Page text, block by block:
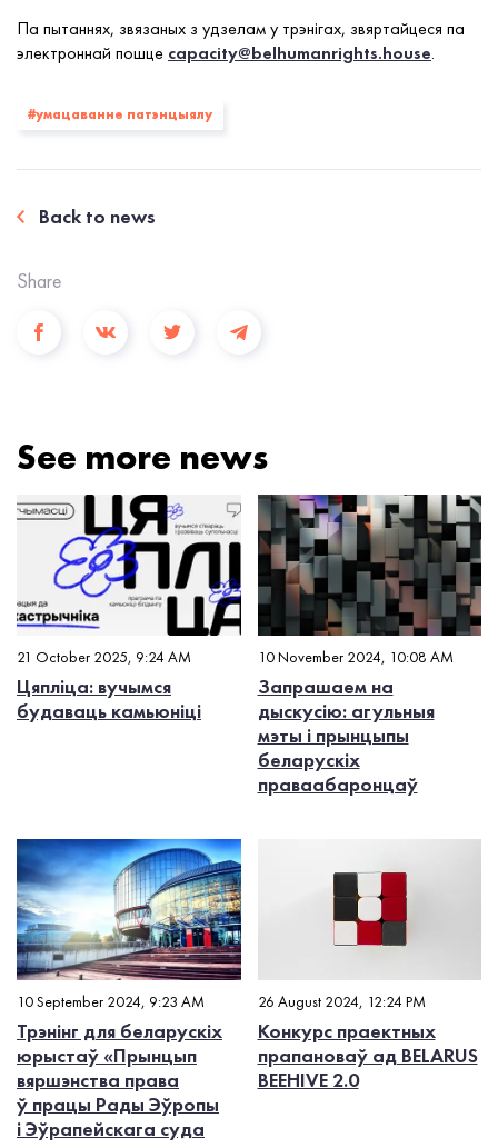
Па пытаннях, звязаных з удзелам у трэнігах, звяртайцеся па
электроннай пошце capacity@belhumanrights.house.
#умацаванне патэнцыялу
Back to news
Share
See more news
21 October 2025, 9:24 AM
Цяпліца: вучымся
будаваць камьюніці
10 November 2024, 10:08 AM
Запрашаем на
дыскусію: агульныя
мэты і прынцыпы
беларускіх
праваабаронцаў
10 September 2024, 9:23 AM
Трэнінг для беларускіх
юрыстаў «Прынцып
вяршэнства права
ў працы Рады Эўропы
і Эўрапейскага суда
26 August 2024, 12:24 PM
Конкурс праектных
прапановаў ад BELARUS
BEEHIVE 2.0